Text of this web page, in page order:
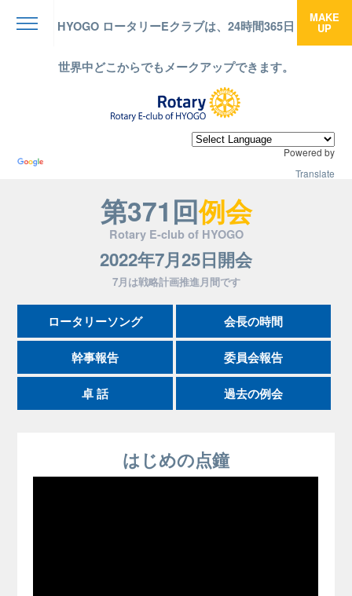
HYOGO ロータリーEクラブは、24時間365日
世界中どこからでもメークアップできます。
MAKE
UP
Powered by
Translate
第371回例会
Rotary E-club of HYOGO
2022年7月25日開会
7月は戦略計画推進月間です
ロータリーソング 会長の時間
幹事報告 委員会報告
卓 話 過去の例会
はじめの点鐘